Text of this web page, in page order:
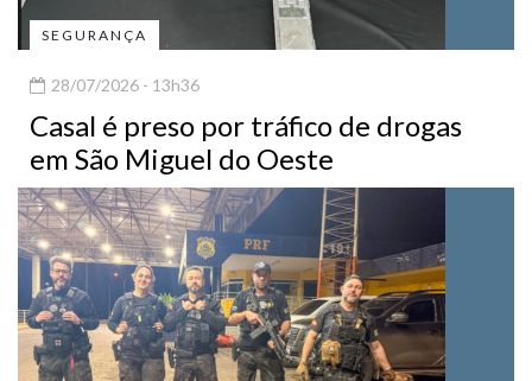
SEGURANÇA
28/07/2026 - 13h36
Casal é preso por tráfico de drogas
em São Miguel do Oeste